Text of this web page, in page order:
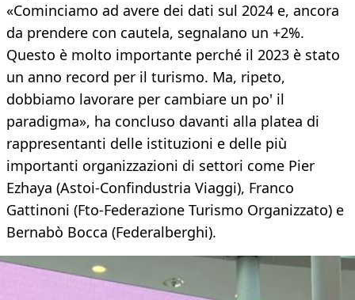
«Cominciamo ad avere dei dati sul 2024 e, ancora
da prendere con cautela, segnalano un +2%.
Questo è molto importante perché il 2023 è stato
un anno record per il turismo. Ma, ripeto,
dobbiamo lavorare per cambiare un po' il
paradigma», ha concluso davanti alla platea di
rappresentanti delle istituzioni e delle più
importanti organizzazioni di settori come Pier
Ezhaya (Astoi-Confindustria Viaggi), Franco
Gattinoni (Fto-Federazione Turismo Organizzato) e
Bernabò Bocca (Federalberghi).